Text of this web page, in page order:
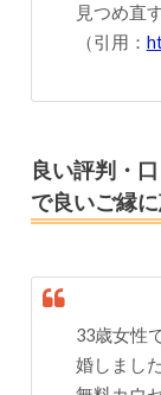
見つめ直
（引用：
良い評判・
で良いご縁
33歳女性
婚しまし